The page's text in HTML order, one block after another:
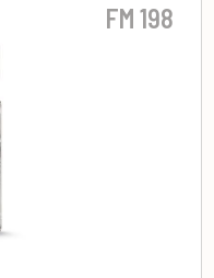
FM 198